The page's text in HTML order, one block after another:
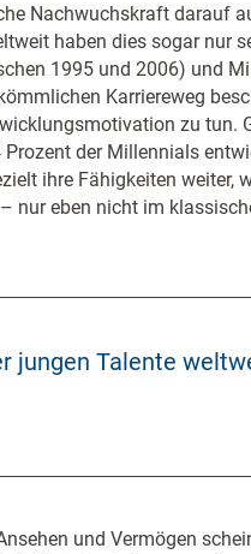
Nachwuchskraft darauf
haben dies sogar nur
1995 und 2006) und
Karriereweg
zu tun.
Prozent der Millennials
ihre Fähigkeiten weiter,
nur eben nicht im
jungen Talente
und Vermögen